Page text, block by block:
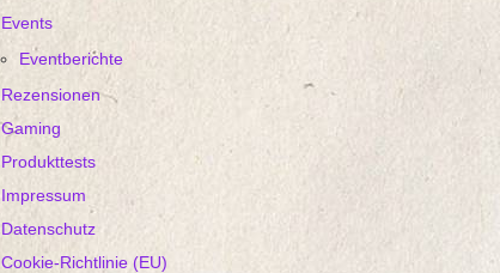
Events
Eventberichte
Rezensionen
Gaming
Produkttests
Impressum
Datenschutz
Cookie-Richtlinie (EU)